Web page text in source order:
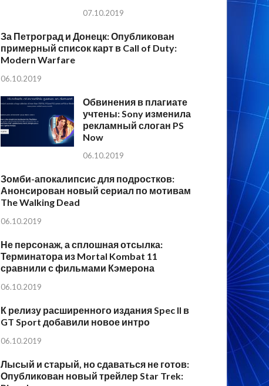
07.10.2019
За Петроград и Донецк: Опубликован
примерный список карт в Call of Duty:
Modern Warfare
06.10.2019
Обвинения в плагиате
учтены: Sony изменила
рекламный слоган PS
Now
06.10.2019
Зомби-апокалипсис для подростков:
Анонсирован новый сериал по мотивам
The Walking Dead
06.10.2019
Не персонаж, а сплошная отсылка:
Терминатора из Mortal Kombat 11
сравнили с фильмами Кэмерона
06.10.2019
К релизу расширенного издания Spec II в
GT Sport добавили новое интро
06.10.2019
Лысый и старый, но сдаваться не готов:
Опубликован новый трейлер Star Trek: